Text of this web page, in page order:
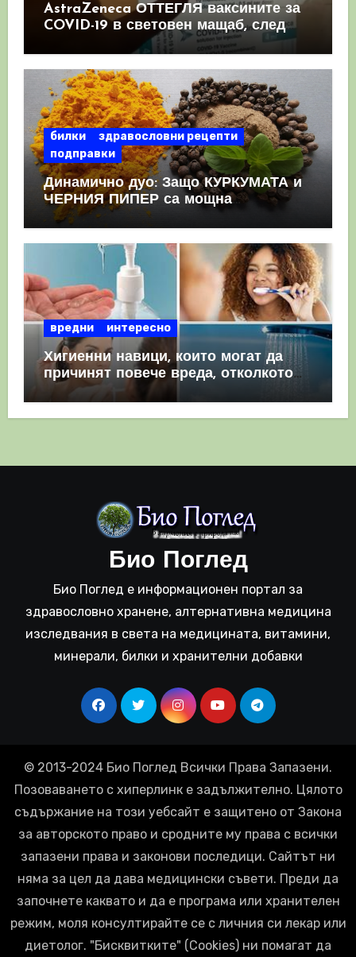
AstraZeneca ОТТЕГЛЯ ваксините за
COVID-19 в световен мащаб, след
като призна, че те причиняват
КРЪВНИ съсиреци
билки
здравословни рецепти
подправки
Динамично дуо: Защо КУРКУМАТА и
ЧЕРНИЯ ПИПЕР са мощна
комбинация
вредни интересно
Хигиенни навици, които могат да
причинят повече вреда, отколкото
полза
Био Поглед
Био Поглед е информационен портал за
здравословно хранене, алтернативна медицина
изследвания в света на медицината, витамини,
минерали, билки и хранителни добавки
© 2013-2024 Био Поглед Всички Права Запазени.
Позоваването с хиперлинк е задължително. Цялото
съдържание на този уебсайт е защитено от Закона
за авторското право и сродните му права с всички
запазени права и законови последици. Сайтът ни
няма за цел да дава медицински съвети. Преди да
започнете каквато и да е програма или хранителен
режим, моля консултирайте се с личния си лекар или
диетолог. "Бисквитките" (Cookies) ни помагат да